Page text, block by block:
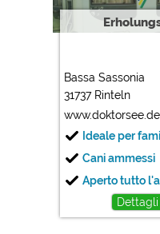
Bassa Sassonia
31737 Rinteln
www.doktorsee.de
Ideale per
Cani ammessi
Aperto tutto